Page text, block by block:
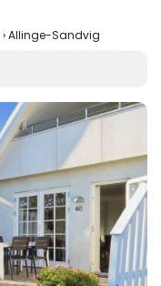
Allinge-Sandvig